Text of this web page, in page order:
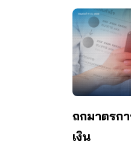
ถกมาตรก
เงิน